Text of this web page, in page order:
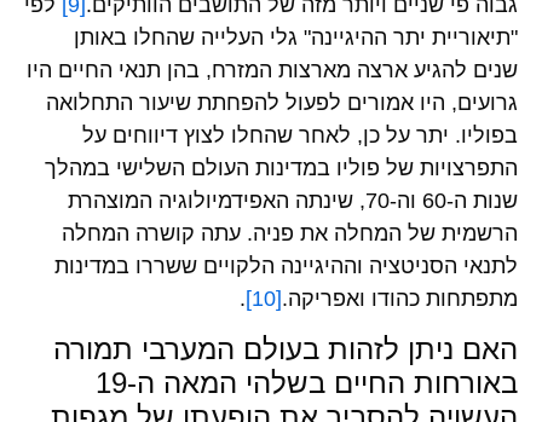
"תיאוריית יתר ההיגיינה" גלי העלייה שהחלו באותן
שנים להגיע ארצה מארצות המזרח, בהן תנאי החיים היו
גרועים, היו אמורים לפעול להפחתת שיעור התחלואה
בפוליו. יתר על כן, לאחר שהחלו לצוץ דיווחים על
התפרצויות של פוליו במדינות העולם השלישי במהלך
שנות ה-60 וה-70, שינתה האפידמיולוגיה המוצהרת
הרשמית של המחלה את פניה. עתה קושרה המחלה
לתנאי הסניטציה וההיגיינה הלקויים ששררו במדינות
מתפתחות כהודו ואפריקה.[10]
.
האם ניתן לזהות בעולם המערבי תמורה
באורחות החיים בשלהי המאה ה-19